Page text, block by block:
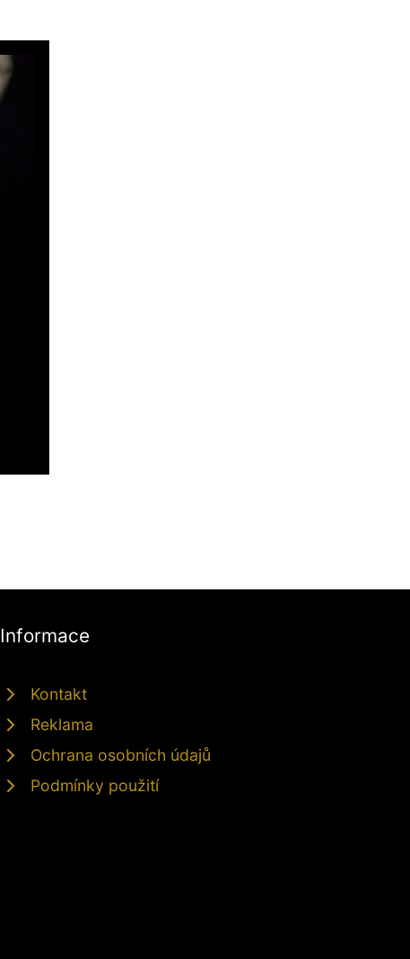
Informace
Kontakt
Reklama
Ochrana osobních údajů
Podmínky použití